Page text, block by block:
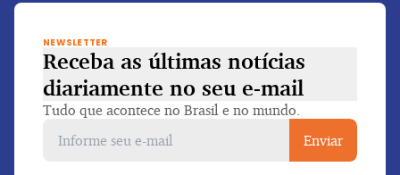
NEWSLETTER
Receba as últimas notícias
diariamente no seu e-mail
Tudo que acontece no Brasil e no mundo.
Enviar